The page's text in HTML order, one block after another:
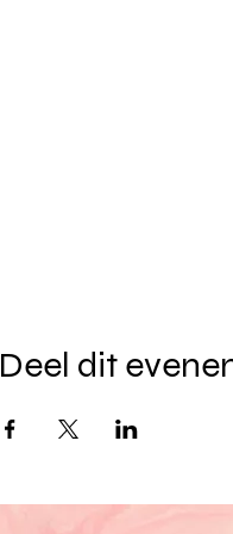
Deel dit